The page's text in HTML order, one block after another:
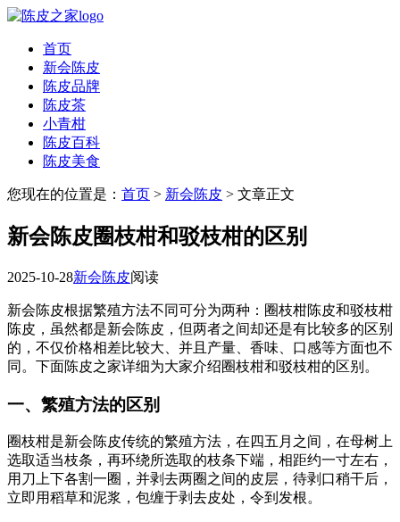
首页
新会陈皮
陈皮品牌
陈皮茶
小青柑
陈皮百科
陈皮美食
您现在的位置是： 首页 > 新会陈皮 > 文章正文
新会陈皮圈枝柑和驳枝柑的区别
2025-10-28新会陈皮阅读
新会陈皮根据繁殖方法不同可分为两种：圈枝柑陈皮和驳枝柑
陈皮，虽然都是新会陈皮，但两者之间却还是有比较多的区别
的，不仅价格相差比较大、并且产量、香味、口感等方面也不
同。下面陈皮之家详细为大家介绍圈枝柑和驳枝柑的区别。
一、繁殖方法的区别
圈枝柑是新会陈皮传统的繁殖方法，在四五月之间，在母树上
选取适当枝条，再环绕所选取的枝条下端，相距约一寸左右，
用刀上下各割一圈，并剥去两圈之间的皮层，待剥口稍干后，
立即用稻草和泥浆，包缠于剥去皮处，令到发根。